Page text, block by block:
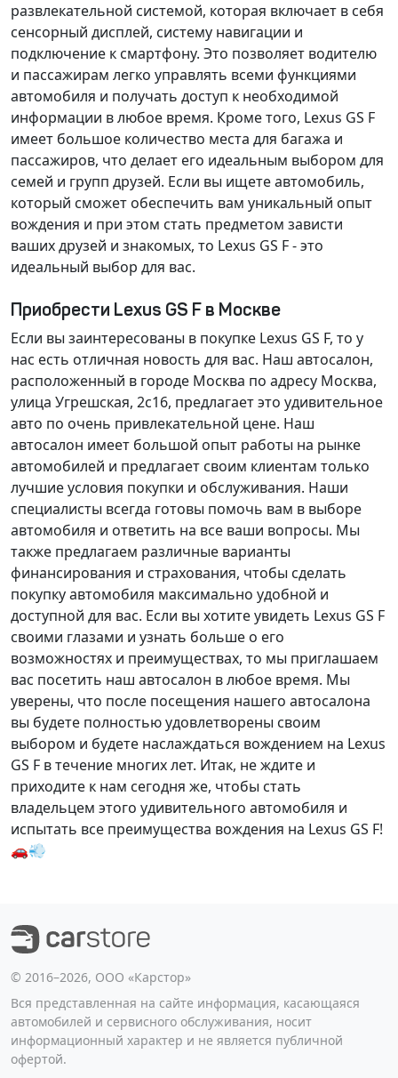
развлекательной системой, которая включает в себя
сенсорный дисплей, систему навигации и
подключение к смартфону. Это позволяет водителю
и пассажирам легко управлять всеми функциями
автомобиля и получать доступ к необходимой
информации в любое время. Кроме того, Lexus GS F
имеет большое количество места для багажа и
пассажиров, что делает его идеальным выбором для
семей и групп друзей. Если вы ищете автомобиль,
который сможет обеспечить вам уникальный опыт
вождения и при этом стать предметом зависти
ваших друзей и знакомых, то Lexus GS F - это
идеальный выбор для вас.
Приобрести Lexus GS F в Москве
Если вы заинтересованы в покупке Lexus GS F, то у
нас есть отличная новость для вас. Наш автосалон,
расположенный в городе Москва по адресу Москва,
улица Угрешская, 2с16, предлагает это удивительное
авто по очень привлекательной цене. Наш
автосалон имеет большой опыт работы на рынке
автомобилей и предлагает своим клиентам только
лучшие условия покупки и обслуживания. Наши
специалисты всегда готовы помочь вам в выборе
автомобиля и ответить на все ваши вопросы. Мы
также предлагаем различные варианты
финансирования и страхования, чтобы сделать
покупку автомобиля максимально удобной и
доступной для вас. Если вы хотите увидеть Lexus GS F
своими глазами и узнать больше о его
возможностях и преимуществах, то мы приглашаем
вас посетить наш автосалон в любое время. Мы
уверены, что после посещения нашего автосалона
вы будете полностью удовлетворены своим
выбором и будете наслаждаться вождением на Lexus
GS F в течение многих лет. Итак, не ждите и
приходите к нам сегодня же, чтобы стать
владельцем этого удивительного автомобиля и
испытать все преимущества вождения на Lexus GS F!
🚗💨
©️ 2016–2026, ООО «Карстор»
Вся представленная на сайте информация, касающаяся
автомобилей и сервисного обслуживания, носит
информационный характер и не является публичной
офертой.